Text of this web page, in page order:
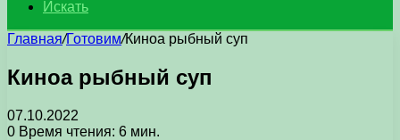
Искать
Главная/Готовим/Киноа рыбный суп
Киноа рыбный суп
07.10.2022
0 Время чтения: 6 мин.